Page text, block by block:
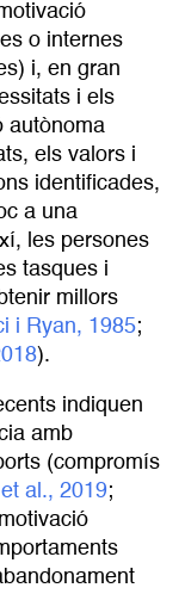
o internes
i, en gran
i els
autònoma
els valors i
identificades,
a una
les persones
tasques i
millors
i Ryan, 1985;
).
indiquen
amb
(compromís
al., 2019;